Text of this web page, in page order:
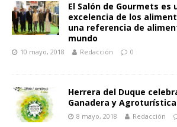
El Salón de Gourmets es
excelencia de los
una referencia de
mundo
10 mayo, 2018 Redacción 0
Herrera del Duque
Ganadera y
8 mayo, 2018 Redacción